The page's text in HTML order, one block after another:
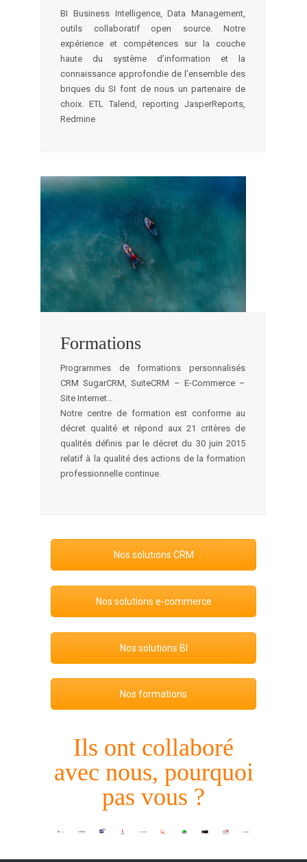
BI Business Intelligence, Data Management,
outils collaboratif open source. Notre
expérience et compétences sur la couche
haute du système d’information et la
connaissance approfondie de l’ensemble des
briques du SI font de nous un partenaire de
choix. ETL Talend, reporting JasperReports,
Redmine
Formations
Programmes de formations personnalisés
CRM SugarCRM, SuiteCRM – E-Commerce –
Site Internet…
Notre centre de formation est conforme au
décret qualité et répond aux 21 critères de
qualités définis par le décret du 30 juin 2015
relatif à la qualité des actions de la formation
professionnelle continue.
Nos solutions CRM
Nos solutions e-commerce
Nos solutions BI
Nos formations
Ils ont collaboré
avec nous, pourquoi
pas vous ?